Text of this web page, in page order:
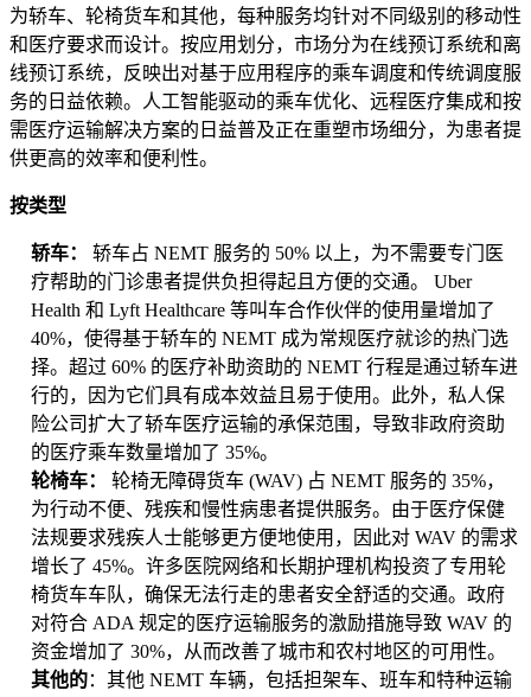
为轿车、轮椅货车和其他，每种服务均针对不同级别的移动性
和医疗要求而设计。按应用划分，市场分为在线预订系统和离
线预订系统，反映出对基于应用程序的乘车调度和传统调度服
务的日益依赖。人工智能驱动的乘车优化、远程医疗集成和按
需医疗运输解决方案的日益普及正在重塑市场细分，为患者提
供更高的效率和便利性。
按类型
轿车： 轿车占 NEMT 服务的 50% 以上，为不需要专门医
疗帮助的门诊患者提供负担得起且方便的交通。 Uber
Health 和 Lyft Healthcare 等叫车合作伙伴的使用量增加了
40%，使得基于轿车的 NEMT 成为常规医疗就诊的热门选
择。超过 60% 的医疗补助资助的 NEMT 行程是通过轿车进
行的，因为它们具有成本效益且易于使用。此外，私人保
险公司扩大了轿车医疗运输的承保范围，导致非政府资助
的医疗乘车数量增加了 35%。
轮椅车： 轮椅无障碍货车 (WAV) 占 NEMT 服务的 35%，
为行动不便、残疾和慢性病患者提供服务。由于医疗保健
法规要求残疾人士能够更方便地使用，因此对 WAV 的需求
增长了 45%。许多医院网络和长期护理机构投资了专用轮
椅货车车队，确保无法行走的患者安全舒适的交通。政府
对符合 ADA 规定的医疗运输服务的激励措施导致 WAV 的
资金增加了 30%，从而改善了城市和农村地区的可用性。
其他的：其他 NEMT 车辆，包括担架车、班车和特种运输